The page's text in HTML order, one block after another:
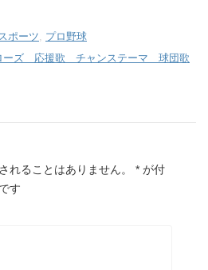
スポーツ
プロ野球
ーズ 応援歌 チャンステーマ 球団歌
れることはありません。 * が付
す